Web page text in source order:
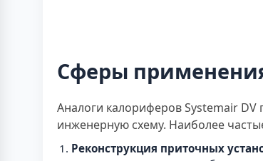
Сферы
Аналоги калориферов Systemair DV
инженерную схему. Наиболее
Реконструкция приточных